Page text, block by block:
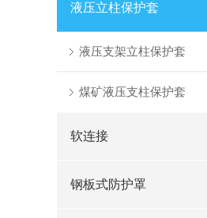
液压立柱保护套
液压支架立柱保护套
煤矿液压支柱保护套
软连接
钢板式防护罩